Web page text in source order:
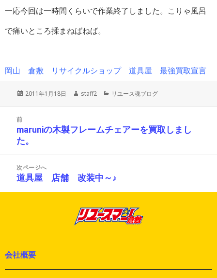
一応今回は一時間くらいで作業終了しました。こりゃ風呂
で痛いところ揉まねばねば。
岡山 倉敷 リサイクルショップ 道具屋 最強買取宣言
投
2011年1月18日
作
staff2
カ
ー
リユース魂ブログ
前
前
の
稿:
maruniの木製フレームチェアーを買取しまし
た。
次ページへ
次
の
道具屋 店舗 改装中～♪
会社概要